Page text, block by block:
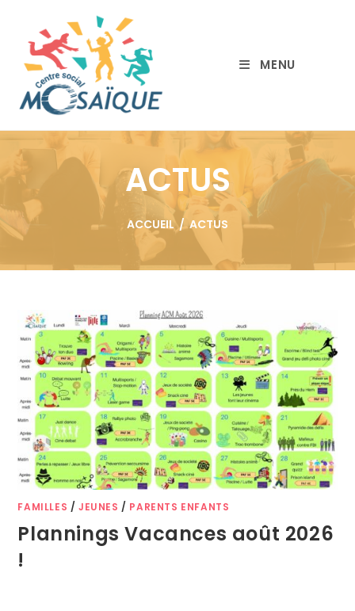
MENU
ACTUS
ACCUEIL / ACTUS
FAMILLES /JEUNES / PARENTS ENFANTS
Plannings Vacances août 2026
!